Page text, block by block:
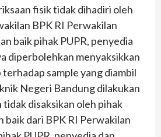
fisik tidak dihadiri oleh
BPK RI Perwakilan
baik pihak PUPR, penyedia
diperbolehkan menyaksikkan
terhadap sample yang diambil
Negeri Bandung dilakukan
disaksikan oleh pihak
baik dari BPK RI Perwakilan